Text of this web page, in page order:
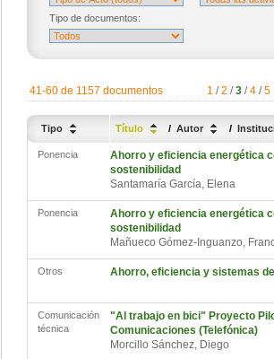
Tipo de documentos:
41-60 de 1157 documentos 1 / 2 /3 / 4 / 5
Tipo Título / Autor /
Ponencia
Ahorro y eficiencia energética
sostenibilidad
Santamaría García, Elena
Ponencia
Ahorro y eficiencia energética
sostenibilidad
Mañueco Gómez-Inguanzo,
Otros Ahorro, eficiencia y sistemas
Comunicación
técnica
"Al trabajo en bici" Proyecto
Comunicaciones (Telefónica)
Morcillo Sánchez, Diego